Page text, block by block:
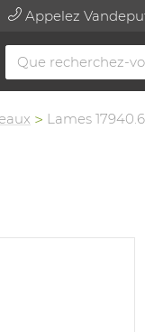
Appelez
Lames